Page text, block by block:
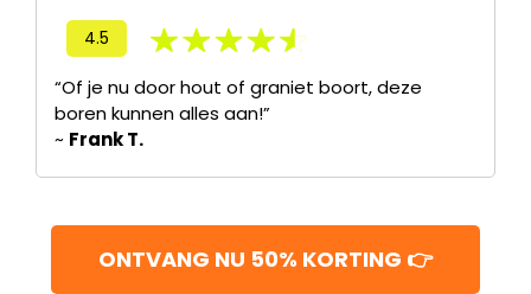
4.5
“Of je nu door hout of graniet boort, deze
boren kunnen alles aan!”
~ Frank T.
ONTVANG NU 50% KORTING 👉